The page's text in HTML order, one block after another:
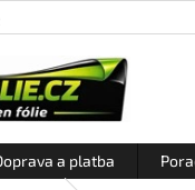
a platba